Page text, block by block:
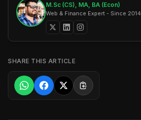
M.Sc (CS), MA, BA (Econ)
Web & Finance Expert - Since 2014
SHARE THIS ARTICLE